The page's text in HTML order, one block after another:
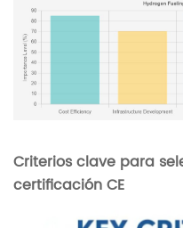
Criterios clave para
certificación CE